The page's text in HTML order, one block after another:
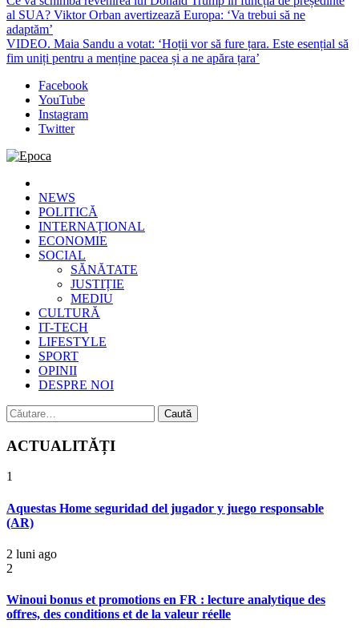
al SUA? Viktor Orban avertizează Europa: ‘Va trebui să ne
adaptăm’
VIDEO. Maia Sandu a votat: ‘Hoții vor să fure țara. Este esențial să
fim uniți pentru a menține pacea și a ne apăra țara’
Facebook
YouTube
Instagram
Twitter
Epoca
Cele mai noi știri online din România
NEWS
POLITICĂ
INTERNAȚIONAL
ECONOMIE
SOCIAL
SĂNĂTATE
JUSTIȚIE
MEDIU
CULTURĂ
IT-TECH
LIFESTYLE
SPORT
OPINII
DESPRE NOI
Caută
după:
ACTUALITĂȚI
1
Aquestas Home seguridad del jugador y juego responsable
(AR)
2 luni ago
2
Winoui bonus et promotions en FR : lecture analytique des
offres, des conditions et de la valeur réelle